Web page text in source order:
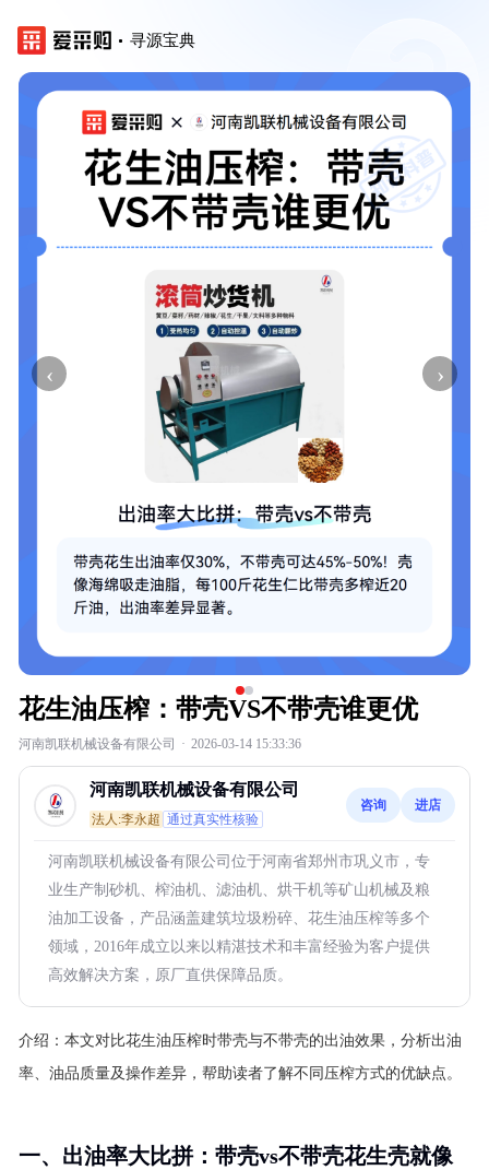
寻源宝典
‹ ›
花生油压榨：带壳VS不带壳谁更优
河南凯联机械设备有限公司 · 2026-03-14 15:33:36
河南凯联机械设备有限公司
法人:李永超 通过真实性核验
咨询 进店
河南凯联机械设备有限公司位于河南省郑州市巩义市，专
业生产制砂机、榨油机、滤油机、烘干机等矿山机械及粮
油加工设备，产品涵盖建筑垃圾粉碎、花生油压榨等多个
领域，2016年成立以来以精湛技术和丰富经验为客户提供
高效解决方案，原厂直供保障品质。
介绍： 本文对比花生油压榨时带壳与不带壳的出油效果，分析出油
率、油品质量及操作差异，帮助读者了解不同压榨方式的优缺点。
一、出油率大比拼：带壳vs不带壳花生壳就像